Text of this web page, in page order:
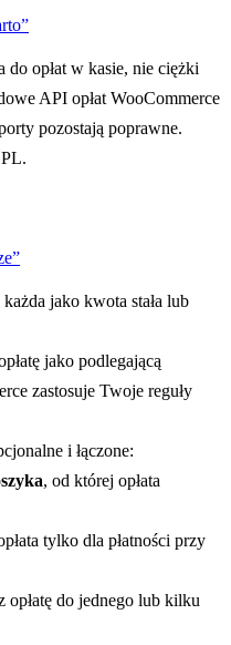
do opłat w kasie, nie ciężki
API opłat WooCommerce
pozostają poprawne.
każda jako kwota stała lub
jako podlegającą
zastosuje Twoje reguły
i łączone:
, od której opłata
tylko dla płatności przy
opłatę do jednego lub kilku